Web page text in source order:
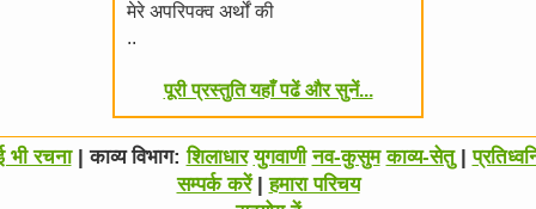
मेरे अपरिपक्व अर्थों की
..
पूरी प्रस्तुति यहाँ पढें और सुनें...
रचना| काव्य विभाग:शिलाधार युगवाणी नव-कुसुम काव्य-सेतु|
सम्पर्क करें|हमारा परिचय